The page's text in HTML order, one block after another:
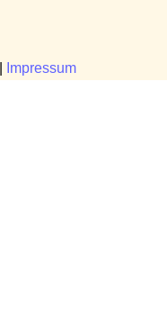
Impressum